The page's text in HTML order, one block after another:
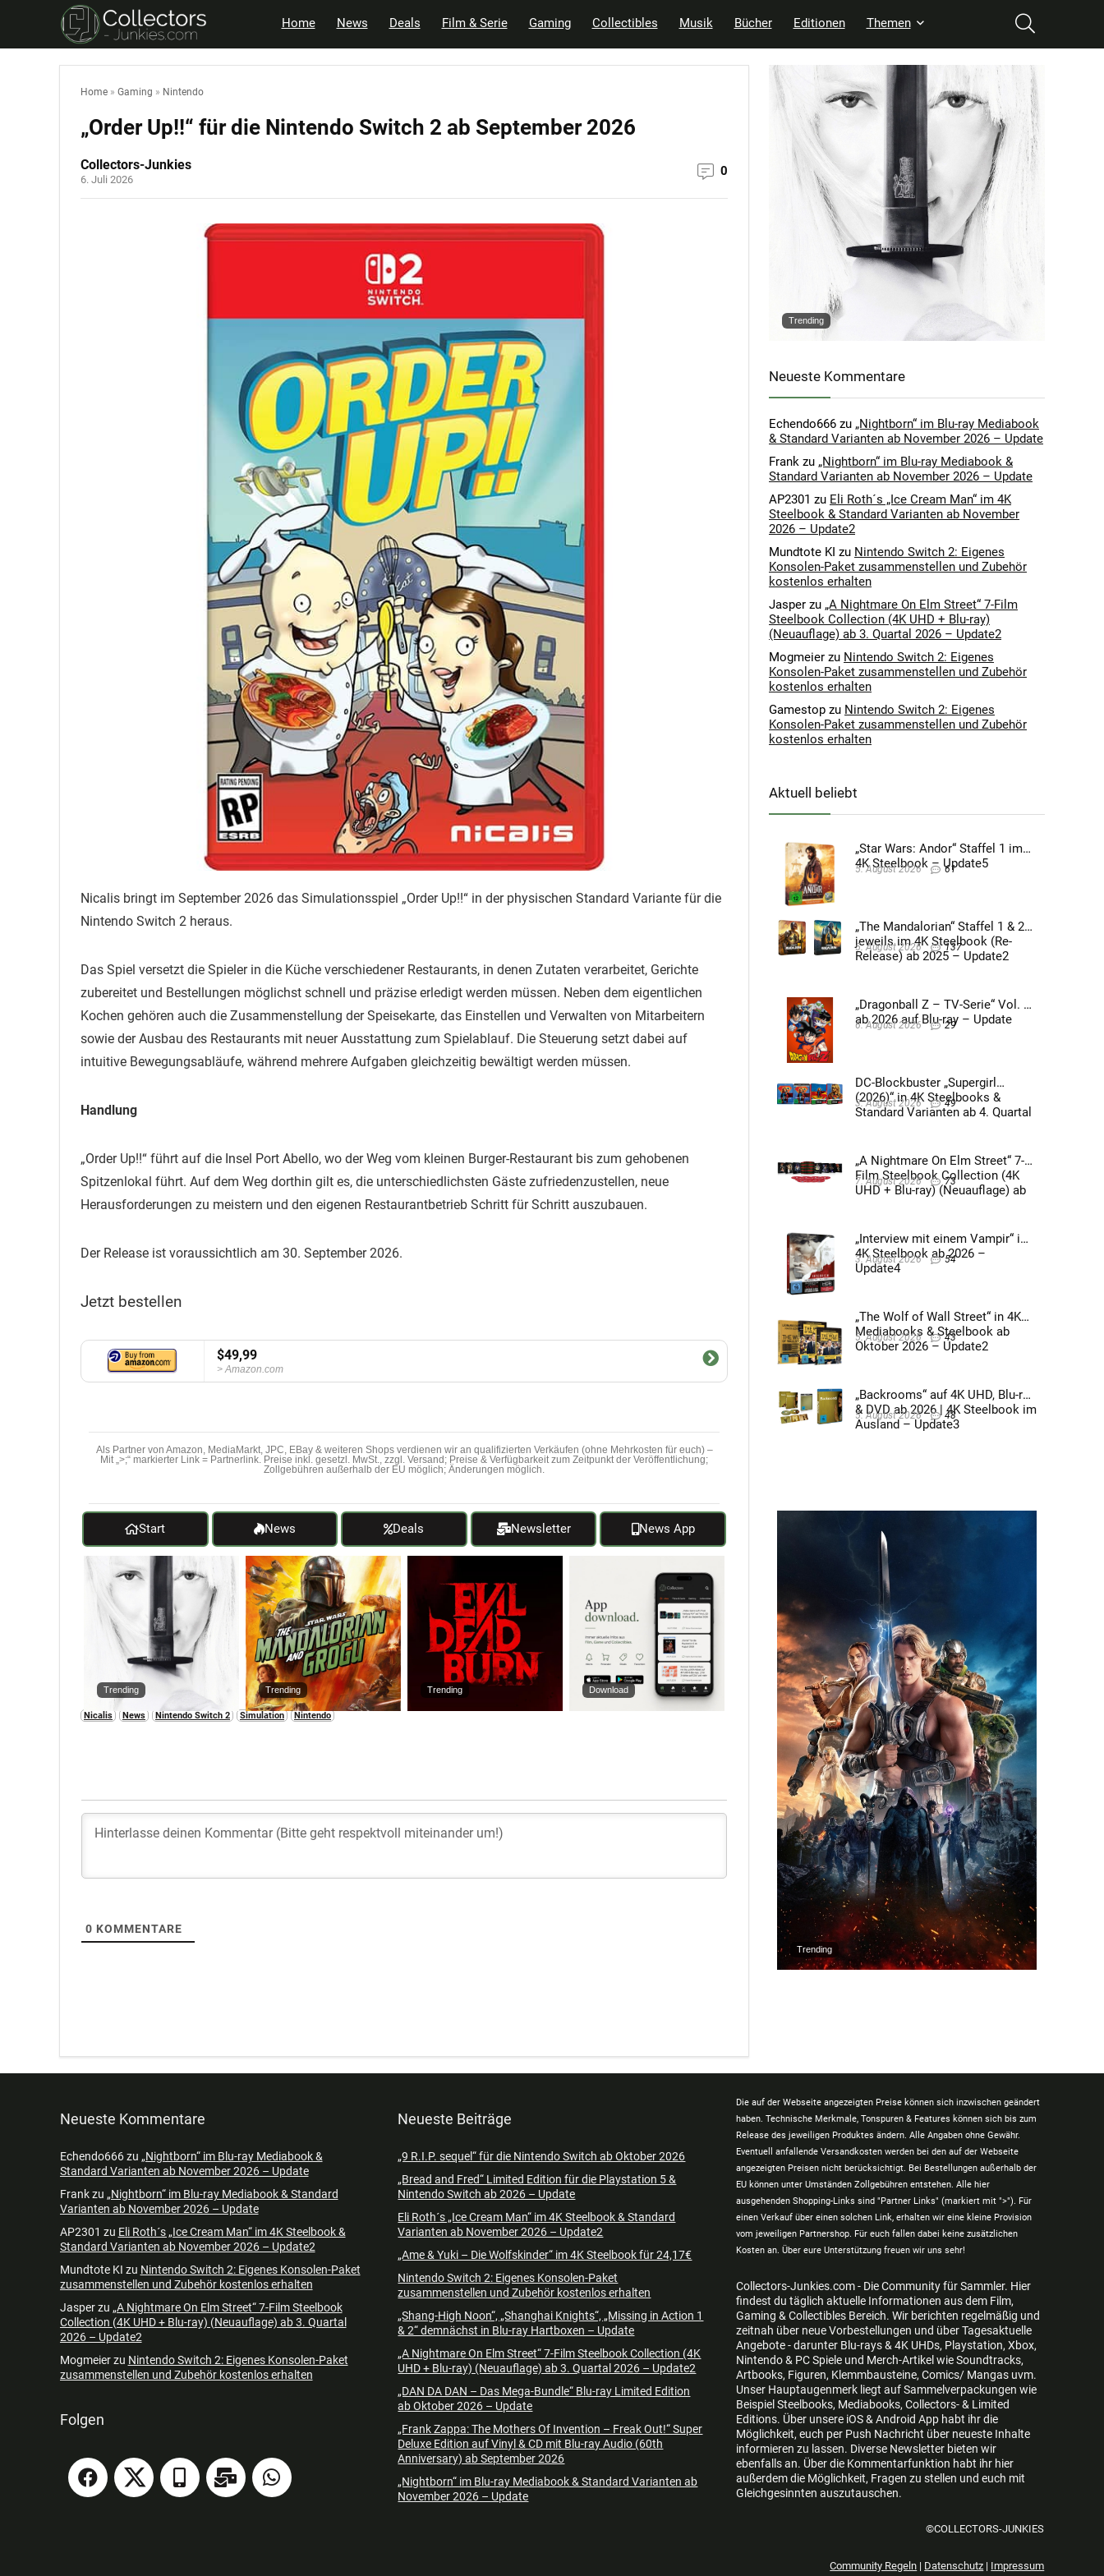
Home News Deals Film & Serie Gaming Collectibles Musik Bücher Editionen Themen
Home » Gaming » Nintendo
„Order Up!!“ für die Nintendo Switch 2 ab September 2026
Collectors-Junkies
6. Juli 2026
0
Nicalis bringt im September 2026 das Simulationsspiel „Order Up!!“ in der physischen Standard Variante für die
Nintendo Switch 2 heraus.
Das Spiel versetzt die Spieler in die Küche verschiedener Restaurants, in denen Zutaten verarbeitet, Gerichte
zubereitet und Bestellungen möglichst schnell und präzise erledigt werden müssen. Neben dem eigentlichen
Kochen gehören auch die Zusammenstellung der Speisekarte, das Einstellen und Verwalten von Mitarbeitern
sowie der Ausbau des Restaurants mit neuer Ausstattung zum Spielablauf. Die Steuerung setzt dabei auf
intuitive Bewegungsabläufe, während mehrere Aufgaben gleichzeitig bewältigt werden müssen.
Handlung
„Order Up!!“ führt auf die Insel Port Abello, wo der Weg vom kleinen Burger-Restaurant bis zum gehobenen
Spitzenlokal führt. Auf dem Weg dorthin gilt es, die unterschiedlichsten Gäste zufriedenzustellen, neue
Herausforderungen zu meistern und den eigenen Restaurantbetrieb Schritt für Schritt auszubauen.
Der Release ist voraussichtlich am 30. September 2026.
Jetzt bestellen
$49,99
Amazon.com
Als Partner von Amazon, MediaMarkt, JPC, EBay & weiteren Shops verdienen wir an qualifizierten Verkäufen (ohne Mehrkosten für euch) –
Mit „>;“ markierter Link = Partnerlink. Preise inkl. gesetzl. MwSt., zzgl. Versand; Preise & Verfügbarkeit zum Zeitpunkt der Veröffentlichung;
Zollgebühren außerhalb der EU möglich; Änderungen möglich.
Start News Deals Newsletter News App
Trending Trending Trending Download
Nicalis News Nintendo Switch 2 Simulation Nintendo
0 KOMMENTARE
Trending
Neueste Kommentare
Echendo666 zu „Nightborn“ im Blu-ray Mediabook
& Standard Varianten ab November 2026 – Update
Frank zu „Nightborn“ im Blu-ray Mediabook &
Standard Varianten ab November 2026 – Update
AP2301 zu Eli Roth´s „Ice Cream Man“ im 4K
Steelbook & Standard Varianten ab November
2026 – Update2
Mundtote KI zu Nintendo Switch 2: Eigenes
Konsolen-Paket zusammenstellen und Zubehör
kostenlos erhalten
Jasper zu „A Nightmare On Elm Street“ 7-Film
Steelbook Collection (4K UHD + Blu-ray)
(Neuauflage) ab 3. Quartal 2026 – Update2
Mogmeier zu Nintendo Switch 2: Eigenes
Konsolen-Paket zusammenstellen und Zubehör
kostenlos erhalten
Gamestop zu Nintendo Switch 2: Eigenes
Konsolen-Paket zusammenstellen und Zubehör
kostenlos erhalten
Aktuell beliebt
„Star Wars: Andor“ Staffel 1 im
4K Steelbook – Update5
5. August 2026 61
„The Mandalorian“ Staffel 1 & 2
jeweils im 4K Steelbook (Re-
Release) ab 2025 – Update2
5. August 2026 137
„Dragonball Z – TV-Serie“ Vol. 4
ab 2026 auf Blu-ray – Update
6. August 2026 29
DC-Blockbuster „Supergirl
(2026)“ in 4K Steelbooks &
Standard Varianten ab 4. Quartal
3. August 2026 49
„A Nightmare On Elm Street“ 7-
Film Steelbook Collection (4K
UHD + Blu-ray) (Neuauflage) ab
7. August 2026 73
„Interview mit einem Vampir“ im
4K Steelbook ab 2026 –
Update4
3. August 2026 54
„The Wolf of Wall Street“ in 4K
Mediabooks & Steelbook ab
Oktober 2026 – Update2
5. August 2026 43
„Backrooms“ auf 4K UHD, Blu-ray
& DVD ab 2026 | 4K Steelbook im
Ausland – Update3
5. August 2026 48
Trending
Neueste Kommentare
Echendo666zu „Nightborn“ im Blu-ray Mediabook &
Standard Varianten ab November 2026 – Update
Frankzu „Nightborn“ im Blu-ray Mediabook & Standard
Varianten ab November 2026 – Update
AP2301 zu Eli Roth´s „Ice Cream Man“ im 4K Steelbook &
Standard Varianten ab November 2026 – Update2
Mundtote KI zu Nintendo Switch 2: Eigenes Konsolen-Paket
zusammenstellen und Zubehör kostenlos erhalten
Jasperzu „A Nightmare On Elm Street“ 7-Film Steelbook
Collection (4K UHD + Blu-ray) (Neuauflage) ab 3. Quartal
2026 – Update2
Mogmeierzu Nintendo Switch 2: Eigenes Konsolen-Paket
zusammenstellen und Zubehör kostenlos erhalten
Folgen
Neueste Beiträge
„9 R.I.P. sequel“ für die Nintendo Switch ab Oktober 2026
„Bread and Fred“ Limited Edition für die Playstation 5 &
Nintendo Switch ab 2026 – Update
Eli Roth´s „Ice Cream Man“ im 4K Steelbook & Standard
Varianten ab November 2026 – Update2
„Ame & Yuki – Die Wolfskinder“ im 4K Steelbook für 24,17€
Nintendo Switch 2: Eigenes Konsolen-Paket
zusammenstellen und Zubehör kostenlos erhalten
„Shang-High Noon“, „Shanghai Knights“, „Missing in Action 1
& 2“ demnächst in Blu-ray Hartboxen – Update
„A Nightmare On Elm Street“ 7-Film Steelbook Collection (4K
UHD + Blu-ray) (Neuauflage) ab 3. Quartal 2026 – Update2
„DAN DA DAN – Das Mega-Bundle“ Blu-ray Limited Edition
ab Oktober 2026 – Update
„Frank Zappa: The Mothers Of Invention – Freak Out!“ Super
Deluxe Edition auf Vinyl & CD mit Blu-ray Audio (60th
Anniversary) ab September 2026
„Nightborn“ im Blu-ray Mediabook & Standard Varianten ab
November 2026 – Update
Die auf der Webseite angezeigten Preise können sich inzwischen geändert
haben. Technische Merkmale, Tonspuren & Features können sich bis zum
Release des jeweiligen Produktes ändern. Alle Angaben ohne Gewähr.
Eventuell anfallende Versandkosten werden bei den auf der Webseite
angezeigten Preisen nicht berücksichtigt. Bei Bestellungen außerhalb der
EU können unter Umständen Zollgebühren entstehen. Alle hier
ausgehenden Shopping-Links sind "Partner Links" (markiert mit ">"). Für
einen Verkauf über einen solchen Link, erhalten wir eine kleine Provision
vom jeweiligen Partnershop. Für euch fallen dabei keine zusätzlichen
Kosten an. Über eure Unterstützung freuen wir uns sehr!
Collectors-Junkies.com - Die Community für Sammler. Hier
findest du täglich aktuelle Informationen aus dem Film,
Gaming & Collectibles Bereich. Wir berichten regelmäßig und
zeitnah über neue Vorbestellungen und über Tagesaktuelle
Angebote - darunter Blu-rays & 4K UHDs, Playstation, Xbox,
Nintendo & PC Spiele und Merch-Artikel wie Soundtracks,
Artbooks, Figuren, Klemmbausteine, Comics/ Mangas uvm.
Unser Hauptaugenmerk liegt auf Sammelverpackungen wie
Beispiel Steelbooks, Mediabooks, Collectors- & Limited
Editions. Über unsere iOS & Android App habt ihr die
Möglichkeit, euch per Push Nachricht über neueste Inhalte
informieren zu lassen. Diverse Newsletter bieten wir
ebenfalls an. Über die Kommentarfunktion habt ihr hier
außerdem die Möglichkeit, Fragen zu stellen und euch mit
Gleichgesinnten auszutauschen.
©COLLECTORS-JUNKIES
Community Regeln | Datenschutz | Impressum